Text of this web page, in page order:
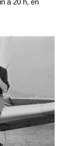
à 20 h, en